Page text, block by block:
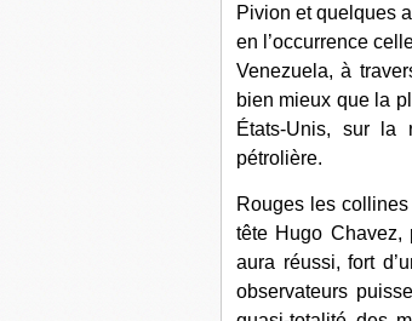
Pivion et quelques
en l’occurrence
Venezuela, à
bien mieux que la
États-Unis, sur la
pétrolière.
Rouges les
tête Hugo Chavez,
aura réussi, fort
observateurs